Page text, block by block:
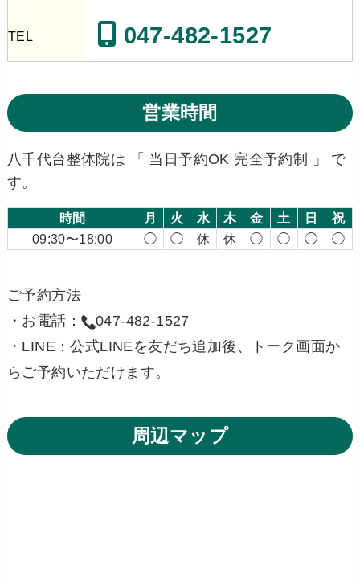
TEL 047-482-1527
営業時間
八千代台整体院は 「 当日予約OK 完全予約制 」 で
す。
時間 月 火 水 木 金 土 日
祝
09:30〜18:00
◯ ◯ 休 休 ◯ ◯ ◯ ◯
ご予約方法
・お電話：
047-482-1527
・LINE：公式LINEを友だち追加後、トーク画面か
らご予約いただけます。
周辺マップ